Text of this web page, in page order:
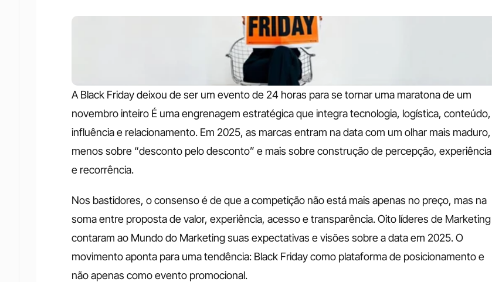
A Black Friday deixou de ser um evento de 24 horas para se tornar uma maratona de um
novembro inteiro É uma engrenagem estratégica que integra tecnologia, logística, conteúdo,
influência e relacionamento. Em 2025, as marcas entram na data com um olhar mais maduro,
menos sobre “desconto pelo desconto” e mais sobre construção de percepção, experiência
e recorrência.
Nos bastidores, o consenso é de que a competição não está mais apenas no preço, mas na
soma entre proposta de valor, experiência, acesso e transparência. Oito líderes de Marketing
contaram ao Mundo do Marketing suas expectativas e visões sobre a data em 2025. O
movimento aponta para uma tendência: Black Friday como plataforma de posicionamento e
não apenas como evento promocional.